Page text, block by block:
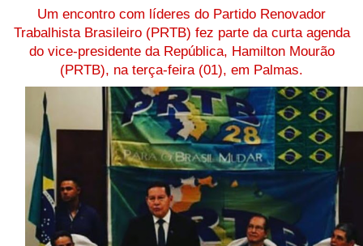
Um encontro com líderes do Partido Renovador
Trabalhista Brasileiro (PRTB) fez parte da curta agenda
do vice-presidente da República, Hamilton Mourão
(PRTB), na terça-feira (01), em Palmas.